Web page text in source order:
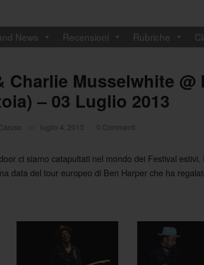
News Recensioni Rubriche
Charlie Musselwhite
– 03 Luglio 2013
luglio 4, 2013 0 Commenti
ci siamo catapultati nel mondo dei Festival
data del tour europeo di Ben Harper che ha